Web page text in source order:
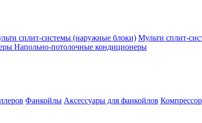
сплит-системы (наружные блоки) Мульти сплит-
Напольно-потолочные кондиционеры
Фанкойлы Аксессуары для фанкойлов